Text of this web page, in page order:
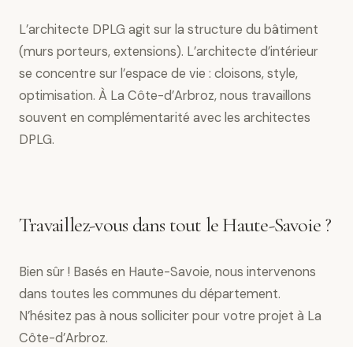
L’architecte DPLG agit sur la structure du bâtiment
(murs porteurs, extensions). L’architecte d’intérieur
se concentre sur l’espace de vie : cloisons, style,
optimisation. À La Côte-d’Arbroz, nous travaillons
souvent en complémentarité avec les architectes
DPLG.
Travaillez-vous dans tout le Haute-Savoie ?
Bien sûr ! Basés en Haute-Savoie, nous intervenons
dans toutes les communes du département.
N’hésitez pas à nous solliciter pour votre projet à La
Côte-d’Arbroz.